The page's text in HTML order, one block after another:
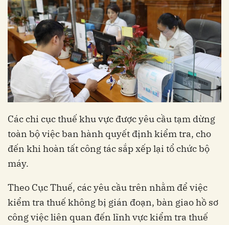
Các chi cục thuế khu vực được yêu cầu tạm dừng
toàn bộ việc ban hành quyết định kiểm tra, cho
đến khi hoàn tất công tác sắp xếp lại tổ chức bộ
máy.
Theo Cục Thuế, các yêu cầu trên nhằm để việc
kiểm tra thuế không bị gián đoạn, bàn giao hồ sơ
công việc liên quan đến lĩnh vực kiểm tra thuế